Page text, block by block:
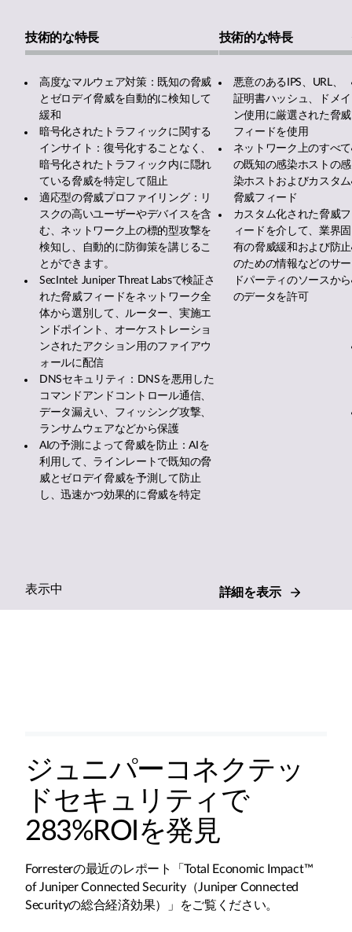
技術的な特長
高度なマルウェア対策：既知の脅威
とゼロデイ脅威を自動的に検知して
緩和
暗号化されたトラフィックに関する
インサイト：復号化することなく、
暗号化されたトラフィック内に隠れ
ている脅威を特定して阻止
適応型の脅威プロファイリング：リ
スクの高いユーザーやデバイスを含
む、ネットワーク上の標的型攻撃を
検知し、自動的に防御策を講じるこ
とができます。
SecIntel: Juniper Threat Labsで検証さ
れた脅威フィードをネットワーク全
体から選別して、ルーター、実施エ
ンドポイント、オーケストレーショ
ンされたアクション用のファイアウ
ォールに配信
DNSセキュリティ：DNSを悪用した
コマンドアンドコントロール通信、
データ漏えい、フィッシング攻撃、
ランサムウェアなどから保護
AIの予測によって脅威を防止：AIを
利用して、ラインレートで既知の脅
威とゼロデイ脅威を予測して防止
し、迅速かつ効果的に脅威を特定
表示中
技術的な特長
悪意のあるIPS、URL、
証明書ハッシュ、ドメイ
ン使用に厳選された脅威
フィードを使用
ネットワーク上のすべて
の既知の感染ホストの感
染ホストおよびカスタム
脅威フィード
カスタム化された脅威フ
ィードを介して、業界固
有の脅威緩和および防止
のための情報などのサー
ドパーティのソースから
のデータを許可
詳細を表示
ジュニパーコネクテッ
ドセキュリティで
283%ROIを発見
Forresterの最近のレポート「Total Economic Impact™
of Juniper Connected Security（Juniper Connected
Securityの総合経済効果）」をご覧ください。